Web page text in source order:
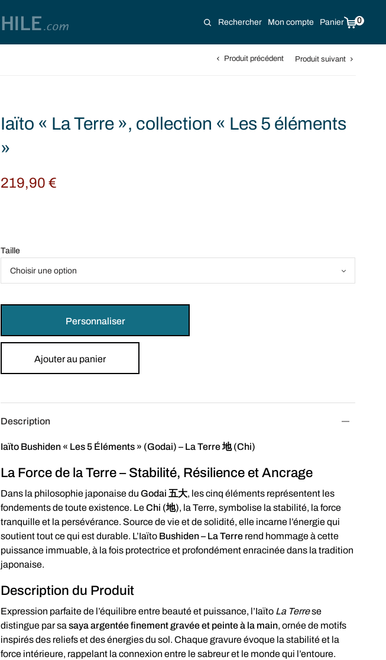
Rechercher Mon compte Panier 0
Produit précédent Produit suivant
Iaïto « La Terre », collection « Les 5 éléments
»
219,90€
Taille
Personnaliser
Ajouter au panier
Description
Iaïto Bushiden « Les 5 Éléments » (Godai) – La Terre 地 (Chi)
La Force de la Terre – Stabilité, Résilience et Ancrage
Dans la philosophie japonaise duGodai 五大, les cinq éléments représentent les
fondements de toute existence. LeChi (地), la Terre, symbolise la stabilité, la force
tranquille et la persévérance. Source de vie et de solidité, elle incarne l’énergie qui
soutient tout ce qui est durable. L’Iaïto Bushiden – La Terre rend hommage à cette
puissance immuable, à la fois protectrice et profondément enracinée dans la tradition
japonaise.
Description du Produit
Expression parfaite de l’équilibre entre beauté et puissance, l’Iaïto La Terrese
distingue par sasaya argentée finement gravée et peinte à la main, ornée de motifs
inspirés des reliefs et des énergies du sol. Chaque gravure évoque la stabilité et la
force intérieure, rappelant la connexion entre le sabreur et le monde qui l’entoure.